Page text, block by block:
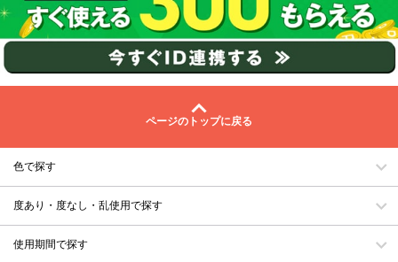
ページのトップに戻る
色で探す
度あり・度なし・乱使用で探す
使用期間で探す